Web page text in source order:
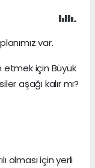
var.
etmek için Büyük
aşağı kalır mı?
olması için yerli